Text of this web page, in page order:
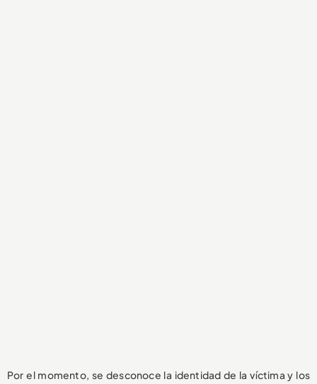
Por el momento, se desconoce la identidad de la víctima y los